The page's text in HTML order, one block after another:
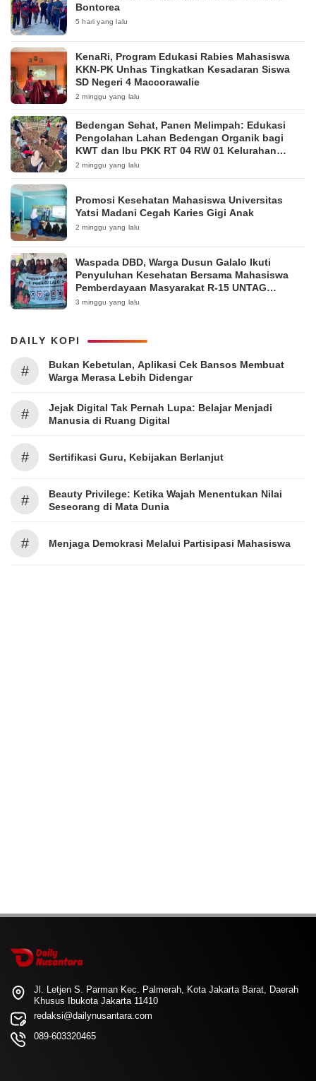
Bontorea
5 hari yang lalu
KenaRi, Program Edukasi Rabies Mahasiswa
KKN-PK Unhas Tingkatkan Kesadaran Siswa
SD Negeri 4 Maccorawalie
2 minggu yang lalu
Bedengan Sehat, Panen Melimpah: Edukasi
Pengolahan Lahan Bedengan Organik bagi
KWT dan Ibu PKK RT 04 RW 01 Kelurahan
Pakintelan
2 minggu yang lalu
Promosi Kesehatan Mahasiswa Universitas
Yatsi Madani Cegah Karies Gigi Anak
2 minggu yang lalu
Waspada DBD, Warga Dusun Galalo Ikuti
Penyuluhan Kesehatan Bersama Mahasiswa
Pemberdayaan Masyarakat R-15 UNTAG
Surabaya 2026
3 minggu yang lalu
DAILY KOPI
#
Bukan Kebetulan, Aplikasi Cek Bansos Membuat
Warga Merasa Lebih Didengar
#
Jejak Digital Tak Pernah Lupa: Belajar Menjadi
Manusia di Ruang Digital
# Sertifikasi Guru, Kebijakan Berlanjut
#
Beauty Privilege: Ketika Wajah Menentukan Nilai
Seseorang di Mata Dunia
# Menjaga Demokrasi Melalui Partisipasi Mahasiswa
Jl. Letjen S. Parman Kec. Palmerah, Kota Jakarta Barat, Daerah
Khusus Ibukota Jakarta 11410
redaksi@dailynusantara.com
089-603320465